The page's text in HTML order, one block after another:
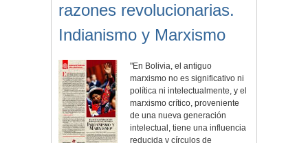
razones revolucionarias.
Indianismo y Marxismo
"En Bolivia, el antiguo
marxismo no es significativo ni
política ni intelectualmente, y el
marxismo crítico, proveniente
de una nueva generación
intelectual, tiene una influencia
reducida y círculos de